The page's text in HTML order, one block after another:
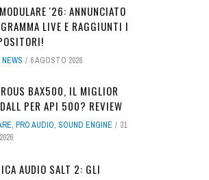
'26: ANNUNCIATO
LIVE E RAGGIUNTI I
NEWS 6 AGOSTO 2026
BAX500, IL MIGLIOR
PER API 500? REVIEW
, PRO AUDIO, SOUND ENGINE
31
AUDIO SALT 2: GLI